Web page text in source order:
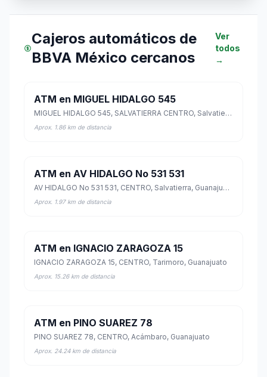
Cajeros automáticos de
BBVA México cercanos
Ver
todos
→
ATM en MIGUEL HIDALGO 545
MIGUEL HIDALGO 545, SALVATIERRA CENTRO, Salvatierra, Guanajuato
Aprox. 1.86 km de distancia
ATM en AV HIDALGO No 531 531
AV HIDALGO No 531 531, CENTRO, Salvatierra, Guanajuato
Aprox. 1.97 km de distancia
ATM en IGNACIO ZARAGOZA 15
IGNACIO ZARAGOZA 15, CENTRO, Tarimoro, Guanajuato
Aprox. 15.26 km de distancia
ATM en PINO SUAREZ 78
PINO SUAREZ 78, CENTRO, Acámbaro, Guanajuato
Aprox. 24.24 km de distancia